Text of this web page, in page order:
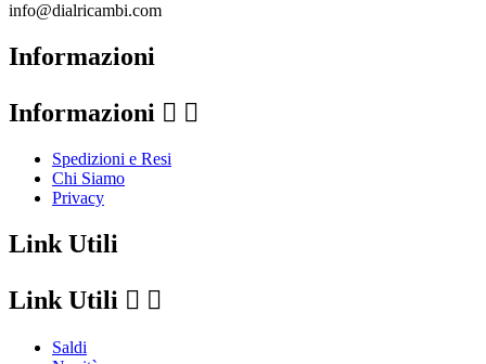
info@dialricambi.com
Informazioni
Informazioni  
Spedizioni e Resi
Chi Siamo
Privacy
Link Utili
Link Utili  
Saldi